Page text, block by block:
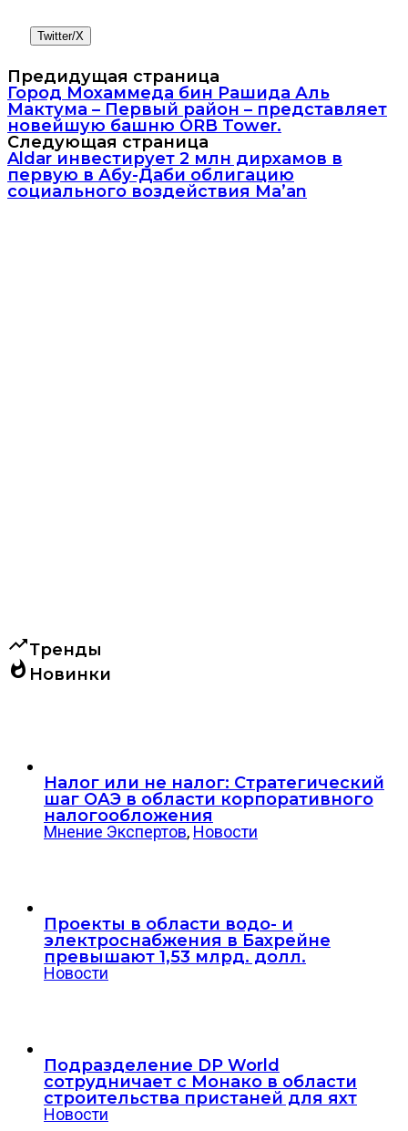
Twitter/X
Предидущая страница
Город Мохаммеда бин Рашида Аль
Мактума – Первый район – представляет
новейшую башню ORB Tower.
Следующая страница
Aldar инвестирует 2 млн дирхамов в
первую в Абу-Даби облигацию
социального воздействия Ma’an
trending_upТренды
whatshot Новинки
Налог или не налог: Стратегический
шаг ОАЭ в области корпоративного
налогообложения
Мнение Экспертов, Новости
Проекты в области водо- и
электроснабжения в Бахрейне
превышают 1,53 млрд. долл.
Новости
Подразделение DP World
сотрудничает с Монако в области
строительства пристаней для яхт
Новости